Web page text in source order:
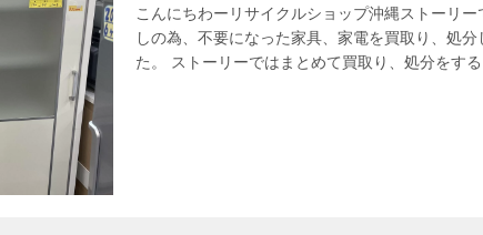
こんにちわーリサイクルショップ沖縄ストーリ
しの為、不要になった家具、家電を買取り、処
た。 ストーリーではまとめて買取り、処分をす